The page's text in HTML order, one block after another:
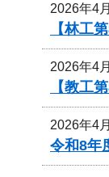
2026年4
【林工
2026年4
【教工
2026年4
令和8年